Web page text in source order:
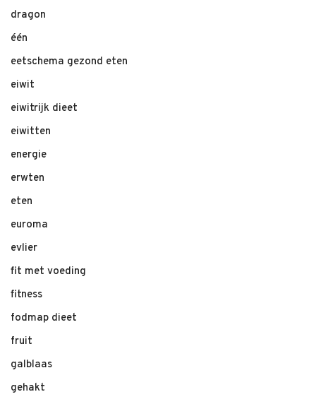
dragon
één
eetschema gezond eten
eiwit
eiwitrijk dieet
eiwitten
energie
erwten
eten
euroma
evlier
fit met voeding
fitness
fodmap dieet
fruit
galblaas
gehakt